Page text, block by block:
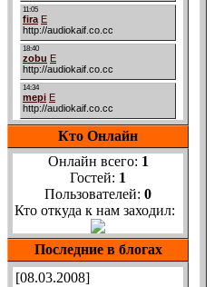
Кто Онлайн
Онлайн всего: 1
Гостей: 1
Пользователей: 0
Кто откуда к нам заходил:
Последние в блогах
[08.03.2008]